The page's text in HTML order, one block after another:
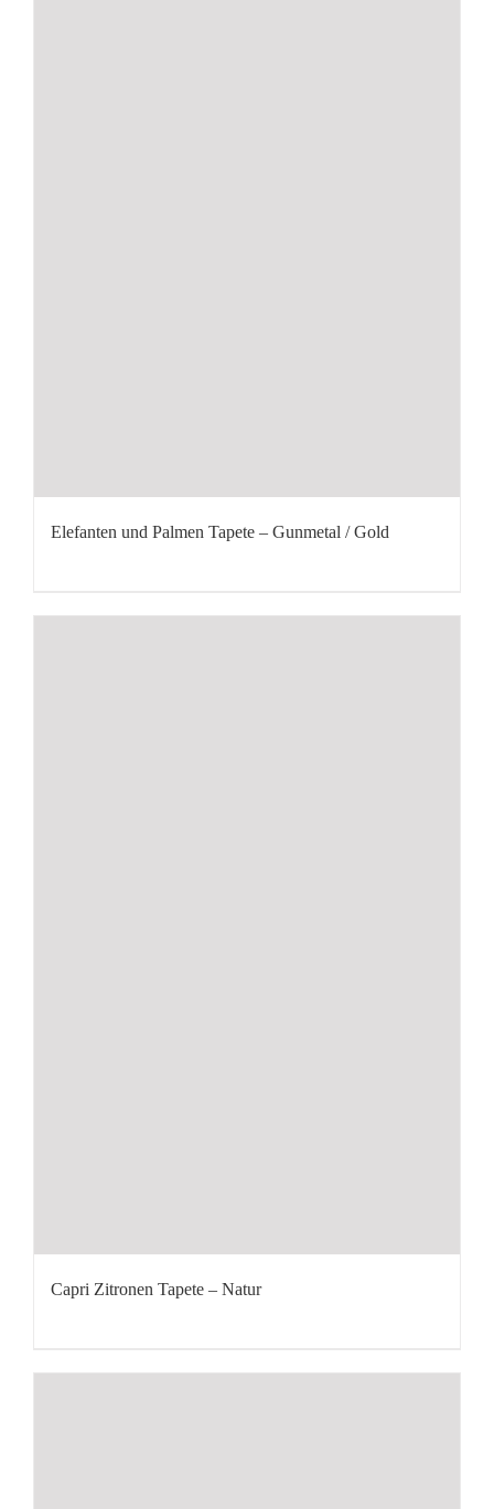
Elefanten und Palmen Tapete – Gunmetal / Gold
Capri Zitronen Tapete – Natur